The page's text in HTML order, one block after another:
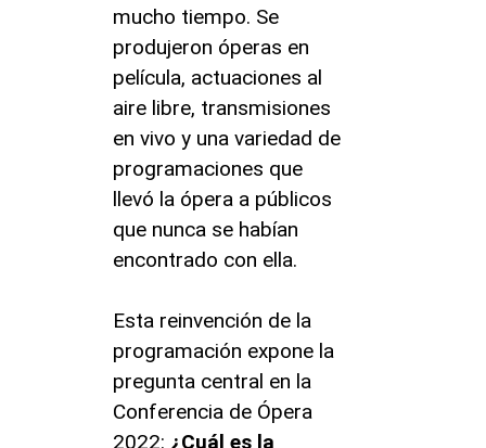
mucho tiempo. Se
produjeron óperas en
película, actuaciones al
aire libre, transmisiones
en vivo y una variedad de
programaciones que
llevó la ópera a públicos
que nunca se habían
encontrado con ella.
Esta reinvención de la
programación expone la
pregunta central en la
Conferencia de Ópera
2022: ¿Cuál es la